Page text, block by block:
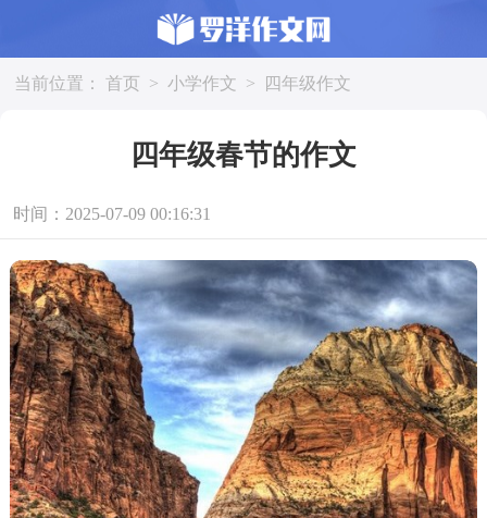
当前位置： 首页 > 小学作文 > 四年级作文
四年级春节的作文
时间：2025-07-09 00:16:31